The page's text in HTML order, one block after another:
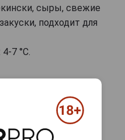
сыры, свежие
подходит для
7 °C.
Chun Green
Маотай
в подарочной